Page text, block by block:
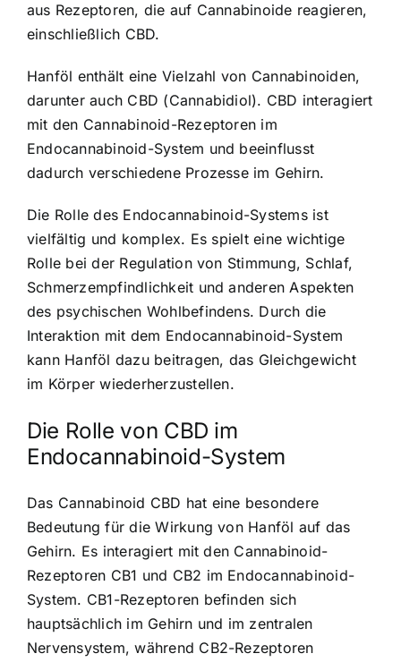
aus Rezeptoren, die auf Cannabinoide reagieren,
einschließlich CBD.
Hanföl enthält eine Vielzahl von Cannabinoiden,
darunter auch CBD (Cannabidiol). CBD interagiert
mit den Cannabinoid-Rezeptoren im
Endocannabinoid-System und beeinflusst
dadurch verschiedene Prozesse im Gehirn.
Die Rolle des Endocannabinoid-Systems ist
vielfältig und komplex. Es spielt eine wichtige
Rolle bei der Regulation von Stimmung, Schlaf,
Schmerzempfindlichkeit und anderen Aspekten
des psychischen Wohlbefindens. Durch die
Interaktion mit dem Endocannabinoid-System
kann Hanföl dazu beitragen, das Gleichgewicht
im Körper wiederherzustellen.
Die Rolle von CBD im
Endocannabinoid-System
Das Cannabinoid CBD hat eine besondere
Bedeutung für die Wirkung von Hanföl auf das
Gehirn. Es interagiert mit den Cannabinoid-
Rezeptoren CB1 und CB2 im Endocannabinoid-
System. CB1-Rezeptoren befinden sich
hauptsächlich im Gehirn und im zentralen
Nervensystem, während CB2-Rezeptoren